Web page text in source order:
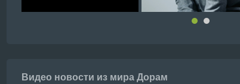
Видео новости из мира Дорам